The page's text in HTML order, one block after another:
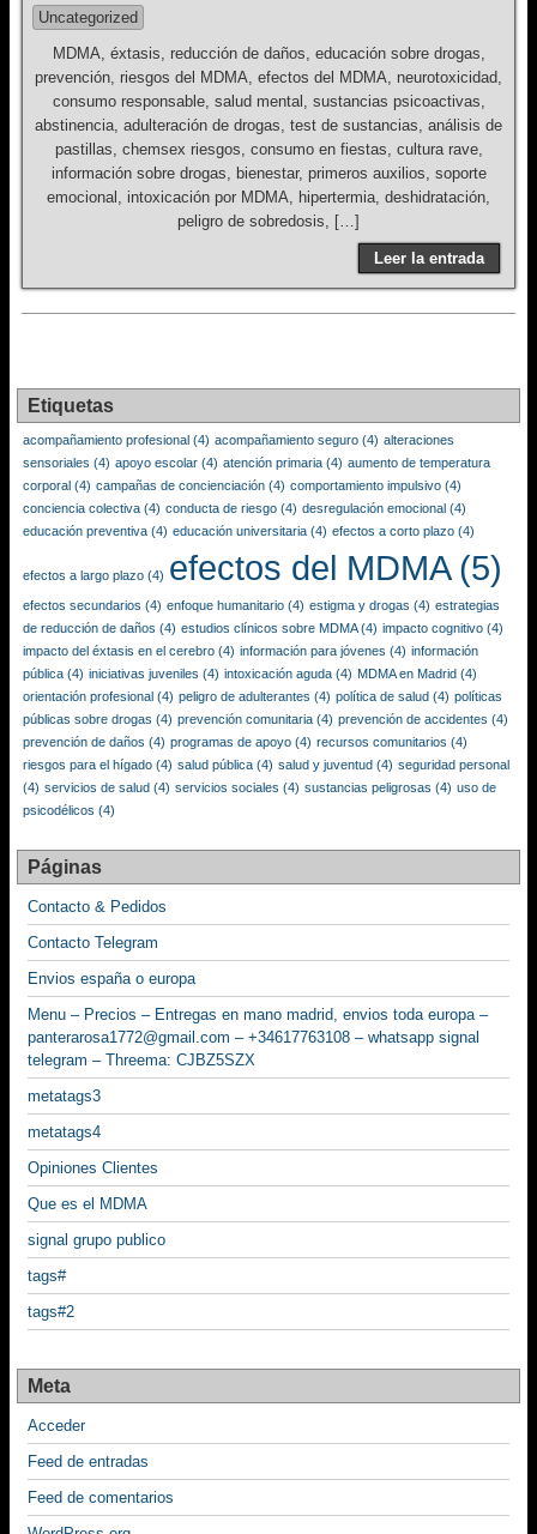
Uncategorized
MDMA, éxtasis, reducción de daños, educación sobre drogas,
prevención, riesgos del MDMA, efectos del MDMA, neurotoxicidad,
consumo responsable, salud mental, sustancias psicoactivas,
abstinencia, adulteración de drogas, test de sustancias, análisis de
pastillas, chemsex riesgos, consumo en fiestas, cultura rave,
información sobre drogas, bienestar, primeros auxilios, soporte
emocional, intoxicación por MDMA, hipertermia, deshidratación,
peligro de sobredosis, […]
Leer la entrada
Etiquetas
acompañamiento profesional (4) acompañamiento seguro (4) alteraciones
sensoriales (4) apoyo escolar (4) atención primaria (4) aumento de temperatura
corporal (4) campañas de concienciación (4) comportamiento impulsivo (4)
conciencia colectiva (4) conducta de riesgo (4) desregulación emocional (4)
educación preventiva (4) educación universitaria (4) efectos a corto plazo (4)
efectos a largo plazo (4) efectos del MDMA(5)
efectos secundarios (4) enfoque humanitario (4) estigma y drogas (4) estrategias
de reducción de daños (4) estudios clínicos sobre MDMA(4) impacto cognitivo (4)
impacto del éxtasis en el cerebro (4) información para jóvenes (4) información
pública (4) iniciativas juveniles (4) intoxicación aguda (4) MDMA en Madrid (4)
orientación profesional (4) peligro de adulterantes (4) política de salud (4) políticas
públicas sobre drogas (4) prevención comunitaria (4) prevención de accidentes (4)
prevención de daños (4) programas de apoyo (4) recursos comunitarios (4)
riesgos para el hígado (4) salud pública (4) salud y juventud (4) seguridad personal
(4) servicios de salud (4) servicios sociales (4) sustancias peligrosas (4) uso de
psicodélicos (4)
Páginas
Contacto & Pedidos
Contacto Telegram
Envios españa o europa
Menu – Precios – Entregas en mano madrid, envios toda europa –
panterarosa1772@gmail.com – +34617763108 – whatsapp signal
telegram – Threema: CJBZ5SZX
metatags3
metatags4
Opiniones Clientes
Que es el MDMA
signal grupo publico
tags#
tags#2
Meta
Acceder
Feed de entradas
Feed de comentarios